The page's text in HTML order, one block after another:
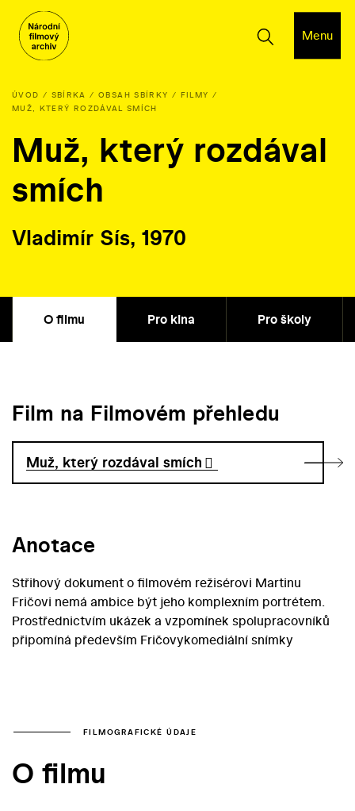
Menu
ÚVOD SBÍRKA OBSAH SBÍRKY
FILMY
MUŽ, KTERÝ ROZDÁVAL SMÍCH
Muž, který rozdával
smích
Vladimír Sís, 1970
O filmu Pro kina Pro školy
Film na Filmovém přehledu
Muž, který rozdával smích
Anotace
Střihový dokument o filmovém režisérovi Martinu
Fričovi nemá ambice být jeho komplexním portrétem.
Prostřednictvím ukázek a vzpomínek spolupracovníků
připomíná především Fričovykomediální snímky
FILMOGRAFICKÉ ÚDAJE
O filmu